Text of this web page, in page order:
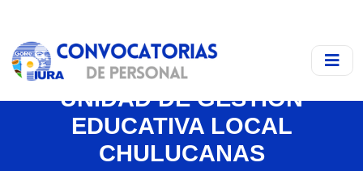
UNIDAD DE GESTIÓN
EDUCATIVA LOCAL
CHULUCANAS